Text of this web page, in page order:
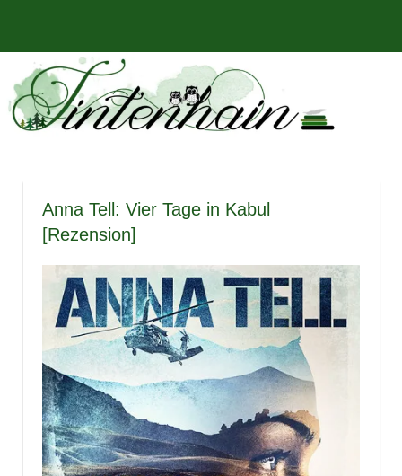
springen
Tintenhain
–
Der
Rezensionen
und
mehr
Anna Tell: Vier Tage in Kabul
[Rezension]